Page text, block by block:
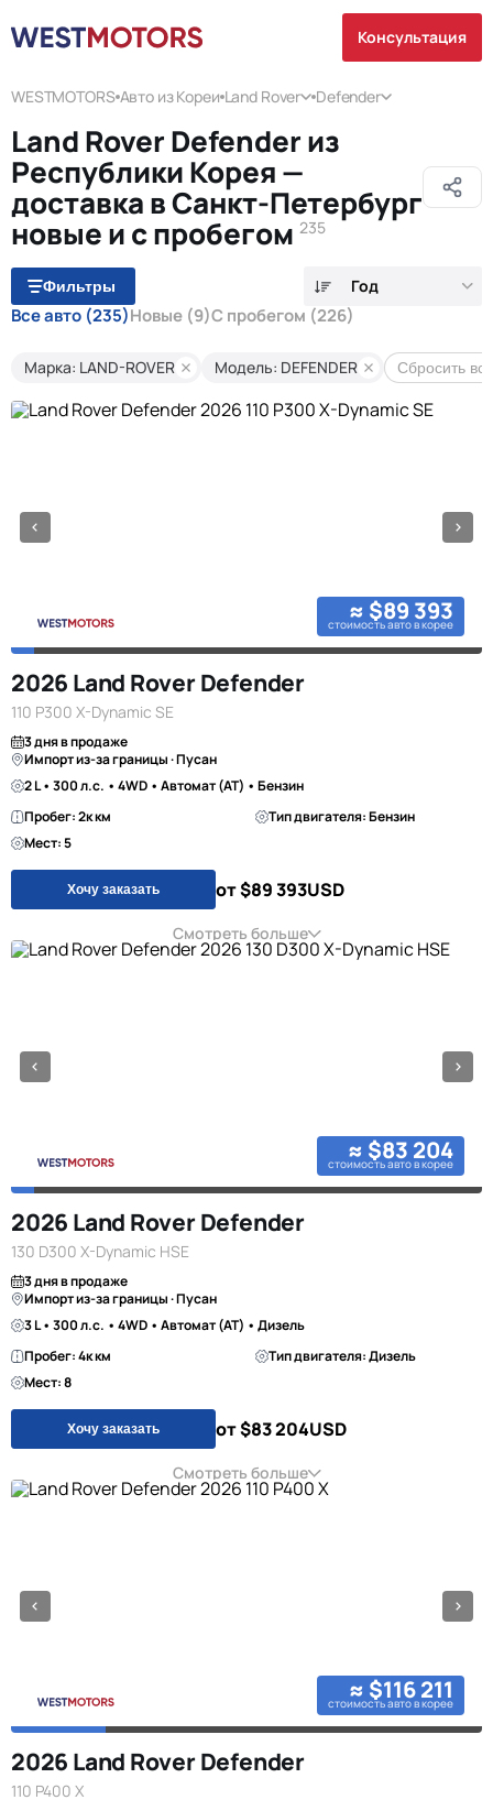
Консультация
WESTMOTORS Авто из Кореи Land Rover Defender
Land Rover Defender из
Республики Корея —
доставка в Санкт-Петербург
новые и с пробегом 235
Фильтры Год
Все авто (235)Новые (9)С пробегом (226)
Марка: LAND-ROVER Модель: DEFENDER Сбросить все
≈ $89 393
стоимость авто в корее
2026 Land Rover Defender
110 P300 X-Dynamic SE
3 дня в продаже
Импорт из-за границы · Пусан
2 L • 300 л.с. • 4WD • Автомат (AT) • Бензин
Пробег: 2к км
Тип двигателя: Бензин
Мест: 5
Хочу заказать от $89 393USD
Смотреть больше
≈ $83 204
стоимость авто в корее
2026 Land Rover Defender
130 D300 X-Dynamic HSE
3 дня в продаже
Импорт из-за границы · Пусан
3 L • 300 л.с. • 4WD • Автомат (AT) • Дизель
Пробег: 4к км
Тип двигателя: Дизель
Мест: 8
Хочу заказать от $83 204USD
Смотреть больше
≈ $116 211
стоимость авто в корее
2026 Land Rover Defender
110 P400 X